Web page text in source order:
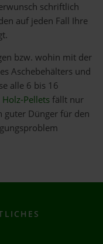
schriftlich
auf jeden Fall Ihre
bzw. wohin mit der
Aschebehälters und
alle 6 bis 16
Holz-Pelletsfällt nur
guter Dünger für den